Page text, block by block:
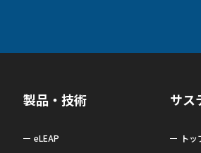
製品・技術
eLEAP
サス
ト